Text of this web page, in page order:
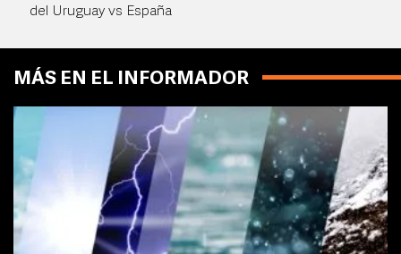
del Uruguay vs España
MÁS EN EL INFORMADOR